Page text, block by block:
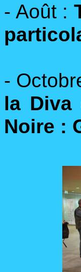
- Août :
-
la Diva
Noire :